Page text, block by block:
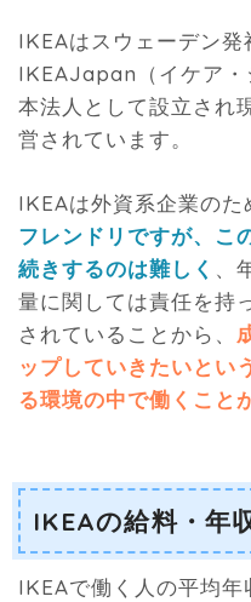
IKEAはスウェーデン
IKEAJapan（イケア・
本法人として設立され
営されています。
IKEAは外資系企業のた
フレンドリですが、こ
続きするのは難しく 、
量に関しては責任を持
されていることから、
ップしていきたいとい
る環境の中で働くこと
IKEAの給料・年
IKEAで働く人の平均